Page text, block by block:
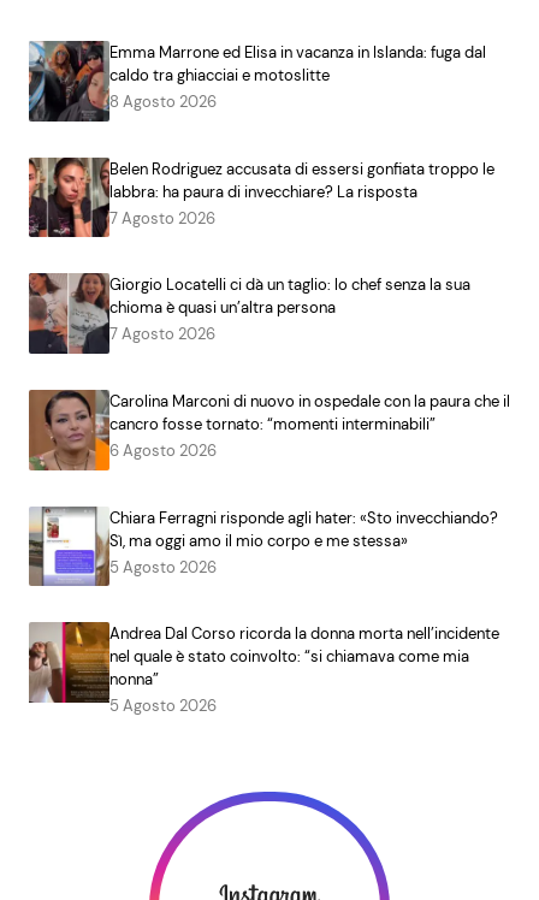
Emma Marrone ed Elisa in vacanza in Islanda: fuga dal
caldo tra ghiacciai e motoslitte
8 Agosto 2026
Belen Rodriguez accusata di essersi gonfiata troppo le
labbra: ha paura di invecchiare? La risposta
7 Agosto 2026
Giorgio Locatelli ci dà un taglio: lo chef senza la sua
chioma è quasi un’altra persona
7 Agosto 2026
Carolina Marconi di nuovo in ospedale con la paura che il
cancro fosse tornato: “momenti interminabili”
6 Agosto 2026
Chiara Ferragni risponde agli hater: «Sto invecchiando?
Sì, ma oggi amo il mio corpo e me stessa»
5 Agosto 2026
Andrea Dal Corso ricorda la donna morta nell’incidente
nel quale è stato coinvolto: “si chiamava come mia
nonna”
5 Agosto 2026